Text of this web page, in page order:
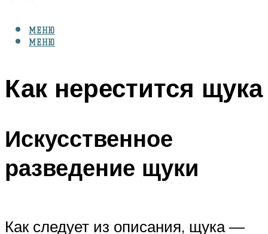
МЕНЮ
МЕНЮ
Как нерестится щука
Искусственное
разведение щуки
Как следует из описания, щука —